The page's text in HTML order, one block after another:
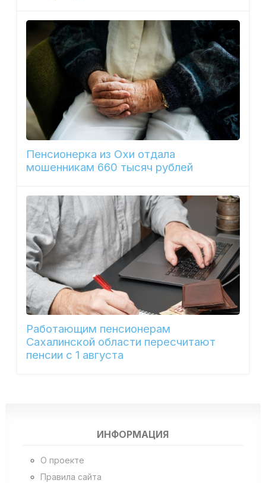
Пенсионерка из Охи отдала
мошенникам 660 тысяч рублей
Работающим пенсионерам
Сахалинской области пересчитают
пенсии с 1 августа
ИНФОРМАЦИЯ
О проекте
Правила сайта